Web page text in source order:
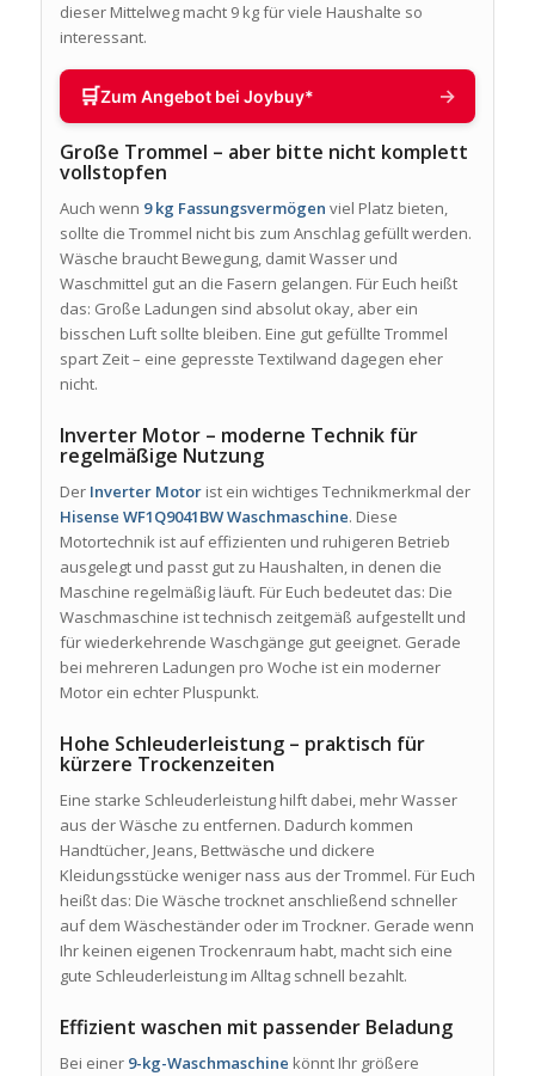
dieser Mittelweg macht 9 kg für viele Haushalte so
interessant.
🛒Zum Angebot bei Joybuy* →
Große Trommel – aber bitte nicht komplett
vollstopfen
Auch wenn 9 kg Fassungsvermögen viel Platz bieten,
sollte die Trommel nicht bis zum Anschlag gefüllt werden.
Wäsche braucht Bewegung, damit Wasser und
Waschmittel gut an die Fasern gelangen. Für Euch heißt
das: Große Ladungen sind absolut okay, aber ein
bisschen Luft sollte bleiben. Eine gut gefüllte Trommel
spart Zeit – eine gepresste Textilwand dagegen eher
nicht.
Inverter Motor – moderne Technik für
regelmäßige Nutzung
Der Inverter Motorist ein wichtiges Technikmerkmal der
Hisense WF1Q9041BW Waschmaschine. Diese
Motortechnik ist auf effizienten und ruhigeren Betrieb
ausgelegt und passt gut zu Haushalten, in denen die
Maschine regelmäßig läuft. Für Euch bedeutet das: Die
Waschmaschine ist technisch zeitgemäß aufgestellt und
für wiederkehrende Waschgänge gut geeignet. Gerade
bei mehreren Ladungen pro Woche ist ein moderner
Motor ein echter Pluspunkt.
Hohe Schleuderleistung – praktisch für
kürzere Trockenzeiten
Eine starke Schleuderleistung hilft dabei, mehr Wasser
aus der Wäsche zu entfernen. Dadurch kommen
Handtücher, Jeans, Bettwäsche und dickere
Kleidungsstücke weniger nass aus der Trommel. Für Euch
heißt das: Die Wäsche trocknet anschließend schneller
auf dem Wäscheständer oder im Trockner. Gerade wenn
Ihr keinen eigenen Trockenraum habt, macht sich eine
gute Schleuderleistung im Alltag schnell bezahlt.
Effizient waschen mit passender Beladung
Bei einer 9-kg-Waschmaschine könnt Ihr größere